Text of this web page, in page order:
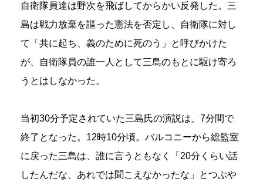
自衛隊員達は野次を飛ばしてからかい反発した。三
島は戦力放棄を謳った憲法を否定し、自衛隊に対し
て「共に起ち、義のために死のう」と呼びかけた
が、自衛隊員の誰一人として三島のもとに駆け寄ろ
うとはしなかった。
当初30分予定されていた三島氏の演説は、7分間で
終了となった。12時10分頃。バルコニーから総監室
に戻った三島は、誰に言うともなく「20分くらい話
したんだな、あれでは聞こえなかったな」とつぶや